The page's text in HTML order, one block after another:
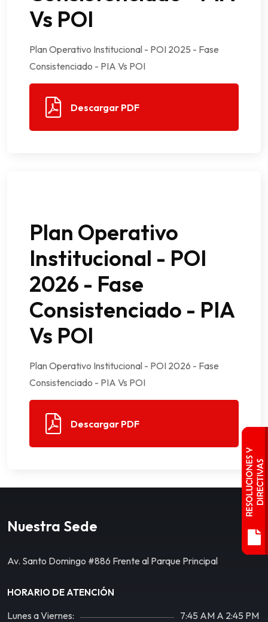
Vs POI
Plan Operativo Institucional - POI 2025 - Fase
Consistenciado - PIA Vs POI
Descargar PDF
Plan Operativo
Institucional - POI
2026 - Fase
Consistenciado - PIA
Vs POI
Plan Operativo Institucional - POI 2026 - Fase
Consistenciado - PIA Vs POI
Descargar PDF
Nuestra Sede
Av. Santo Domingo #886 Frente al Parque Principal
HORARIO DE ATENCIÓN
Lunes a Viernes:
7:45 AM A 2:45 PM